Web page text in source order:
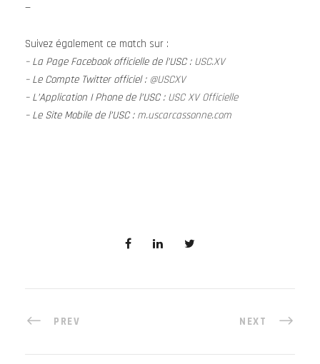
—
Suivez également ce match sur :
– La Page Facebook officielle de l’USC : USC.XV
– Le Compte Twitter officiel : @USCXV
– L’Application I Phone de l’USC : USC XV Officielle
– Le Site Mobile de l’USC : m.uscarcassonne.com
PREV NEXT